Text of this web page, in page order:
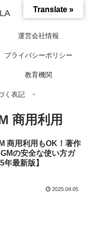
運営会社情報
プライバシーポリシー
教育機関
く表記
商用利用
商用利用もOK！著作
の安全な使い方ガ
年最新版】
2025.04.05
Translate »